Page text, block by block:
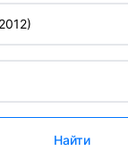
Найти